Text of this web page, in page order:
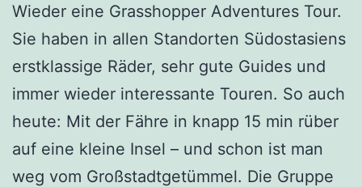
Wieder eine Grasshopper Adventures Tour.
Sie haben in allen Standorten Südostasiens
erstklassige Räder, sehr gute Guides und
immer wieder interessante Touren. So auch
heute: Mit der Fähre in knapp 15 min rüber
auf eine kleine Insel – und schon ist man
weg vom Großstadtgetümmel. Die Gruppe